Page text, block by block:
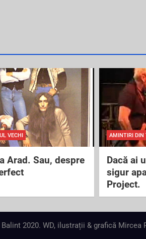
VECHI
Arad. Sau, despre
AMINTIRI DIN
Dacă ai
sigur
Project.
2020. WD, ilustrații & grafică Mircea